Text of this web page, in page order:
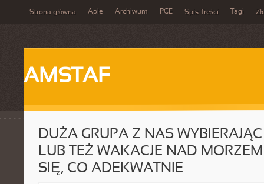
Strona główna Aple Archiwum PGE Spis Treści Tagi
AMSTAF
DUŻA GRUPA Z NAS
LUB TEŻ WAKACJE NAD
SIĘ, CO ADEKWATNIE